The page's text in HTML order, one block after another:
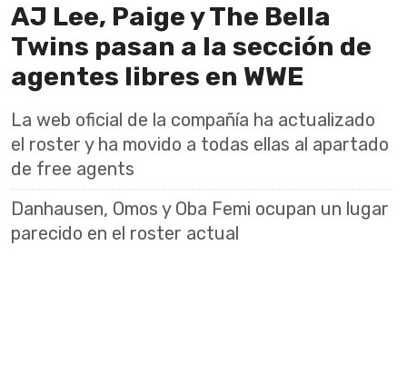
AJ Lee, Paige y The Bella
Twins pasan a la sección de
agentes libres en WWE
La web oficial de la compañía ha actualizado
el roster y ha movido a todas ellas al apartado
de free agents
Danhausen, Omos y Oba Femi ocupan un lugar
parecido en el roster actual